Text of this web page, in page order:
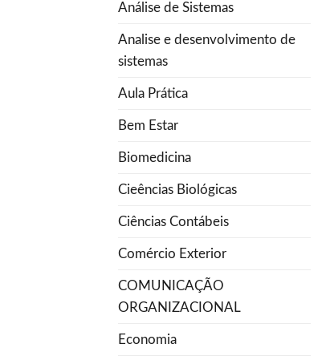
Análise de Sistemas
Analise e desenvolvimento de
sistemas
Aula Prática
Bem Estar
Biomedicina
Cieências Biológicas
Ciências Contábeis
Comércio Exterior
COMUNICAÇÃO
ORGANIZACIONAL
Economia